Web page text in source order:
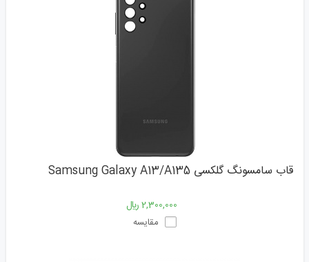
قاب سامسونگ گلکسی Samsung Galaxy A13/A135
2,300,000 ﷼
مقایسه